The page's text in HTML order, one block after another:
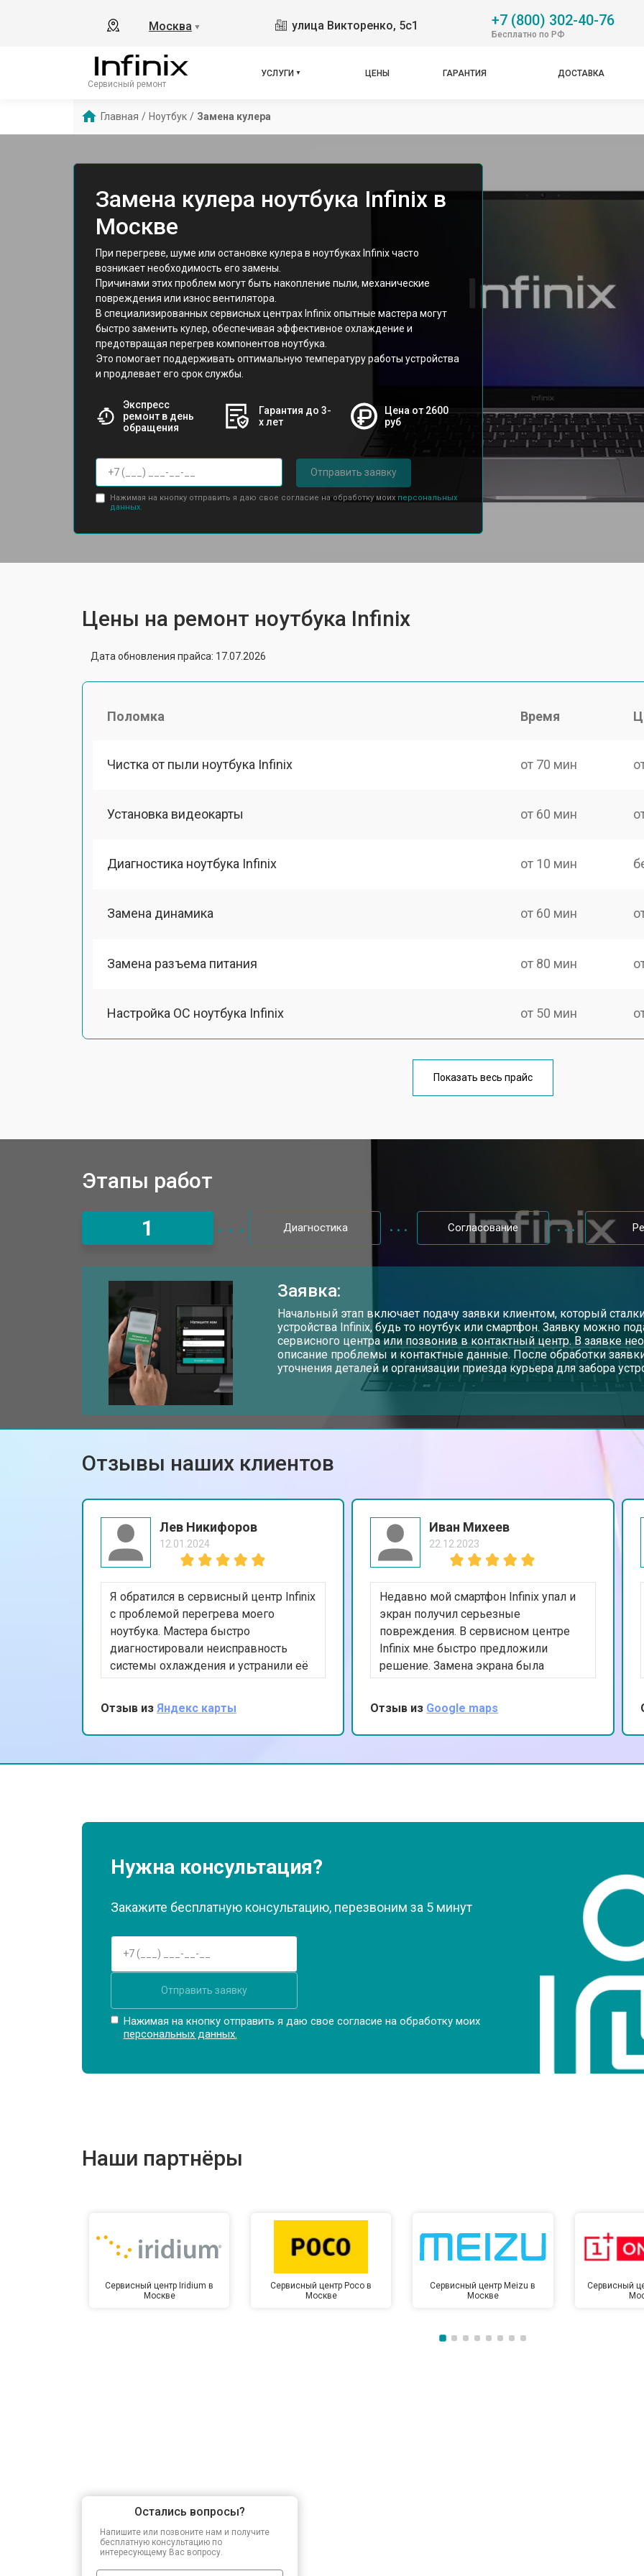
Москва ▼ улица Викторенко, 5с1 +7 (800) 302-40-76
Бесплатно по РФ
Сервисный ремонт
УСЛУГИ ЦЕНЫ ГАРАНТИЯ ДОСТАВКА
Главная / Ноутбук / Замена кулера
Замена кулера ноутбука Infinix в
Москве
При перегреве, шуме или остановке кулера в ноутбуках Infinix часто
возникает необходимость его замены.
Причинами этих проблем могут быть накопление пыли, механические
повреждения или износ вентилятора.
В специализированных сервисных центрах Infinix опытные мастера могут
быстро заменить кулер, обеспечивая эффективное охлаждение и
предотвращая перегрев компонентов ноутбука.
Это помогает поддерживать оптимальную температуру работы устройства
и продлевает его срок службы.
Экспресс
ремонт в день
обращения
Гарантия до 3-
х лет
Цена от 2600
руб
Отправить заявку
Нажимая на кнопку отправить я даю свое согласие на обработку моих персональных
данных.
Цены на ремонт ноутбука Infinix
Дата обновления прайса: 17.07.2026
Поломка Время
Чистка от пыли ноутбука Infinix от 70 мин
Установка видеокарты от 60 мин
Диагностика ноутбука Infinix от 10 мин
Замена динамика от 60 мин
Замена разъема питания от 80 мин
Настройка ОС ноутбука Infinix от 50 мин
от 100 мин
Установка драйверов Windows от 40 мин
Замена жесткого диска HDD/SSD от 60 мин
Замена разъема HDMI от 110 мин
Замена клавиатуры
Замена материнской платы от 80 мин
Замена матрицы ноутбука Infinix
Замена Wi-Fi ноутбука Infinix от 70 мин
Ремонт цепи питания
Замена USB порта от 70 мин
Замена микрофона
Замена оперативной памяти
Прошивка BIOS ноутбука Infinix
Замена северного моста от 100 мин
Показать весь прайс
Этапы работ
1
Диагностика Согласование
Заявка:
Начальный этап включает подачу заявки клиентом, который
устройства Infinix, будь то ноутбук или смартфон. Заявку можно
сервисного центра или позвонив в контактный центр. В заявке
описание проблемы и контактные данные. После обработки
уточнения деталей и организации приезда курьера для забора
Отзывы наших клиентов
Лев Никифоров
12.01.2024
Я обратился в сервисный центр Infinix
с проблемой перегрева моего
ноутбука. Мастера быстро
диагностировали неисправность
системы охлаждения и устранили её
в тот же день. Я впечатлен
оперативностью и качеством работы.
Мой ноутбук теперь работает как
новый. Спасибо за ваш
Отзыв из Яндекс карты
Иван Михеев
22.12.2023
Недавно мой смартфон Infinix упал и
экран получил серьезные
повреждения. В сервисном центре
Infinix мне быстро предложили
решение. Замена экрана была
выполнена качественно и за
разумное время. Я доволен
результатом и благодарен за
внимательное обслуживание.
Отзыв из Google maps
Нужна консультация?
Закажите бесплатную консультацию, перезвоним за 5 минут
Отправить заявку
Нажимая на кнопку отправить я даю свое согласие на обработку моих
персональных данных.
Наши партнёры
Сервисный центр Iridium в
Москве
Сервисный центр Poco в
Москве
Сервисный центр Meizu в
Москве
Сервисный
Остались вопросы?
Напишите или позвоните нам и получите
бесплатную консультацию по
интересующему Вас вопросу.